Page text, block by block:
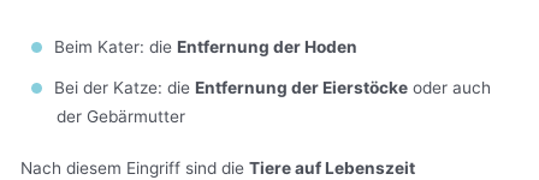
Beim Kater: dieEntfernung der Hoden
Bei der Katze: dieEntfernung der Eierstöcke oder auch
der Gebärmutter
Nach diesem Eingriff sind dieTiere auf Lebenszeit